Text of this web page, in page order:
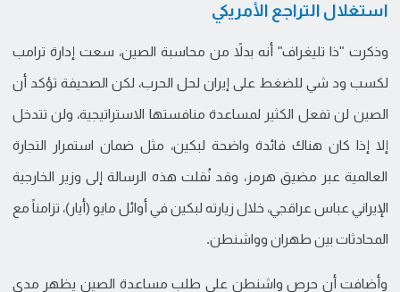
استغلال التراجع الأمريكي
وذكرت "ذا تليغراف" أنه بدلاً من محاسبة الصين، سعت إدارة ترامب
لكسب ود شي للضغط على إيران لحل الحرب، لكن الصحيفة تؤكد أن
الصين لن تفعل الكثير لمساعدة منافستها الاستراتيجية، ولن تتدخل
إلا إذا كان هناك فائدة واضحة لبكين، مثل ضمان استمرار التجارة
العالمية عبر مضيق هرمز، وقد نُقلت هذه الرسالة إلى وزير الخارجية
الإيراني عباس عراقجي، خلال زيارته لبكين في أوائل مايو (أيار)، تزامناً مع
المحادثات بين طهران وواشنطن.
وأضافت أن حرص واشنطن على طلب مساعدة الصين يظهر مدى